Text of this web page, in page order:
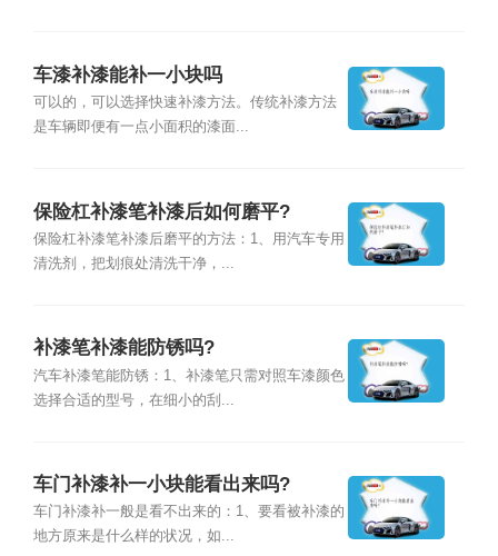
车漆补漆能补一小块吗
可以的，可以选择快速补漆方法。传统补漆方法
是车辆即便有一点小面积的漆面...
保险杠补漆笔补漆后如何磨平?
保险杠补漆笔补漆后磨平的方法：1、用汽车专用
清洗剂，把划痕处清洗干净，...
补漆笔补漆能防锈吗?
汽车补漆笔能防锈：1、补漆笔只需对照车漆颜色
选择合适的型号，在细小的刮...
车门补漆补一小块能看出来吗?
车门补漆补一般是看不出来的：1、要看被补漆的
地方原来是什么样的状况，如...